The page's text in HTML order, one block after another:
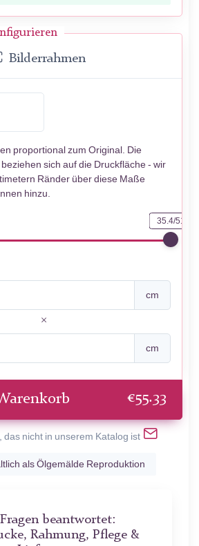
Bilderrahmen
proportional zum Original. Die
sich auf die Druckfläche - wir
Ränder über diese Maße
hinzu.
35.4/51
cm
cm
€55.33
das nicht in unserem Katalog ist
als Ölgemälde Reproduktion
beantwortet:
Rahmung, Pflege &